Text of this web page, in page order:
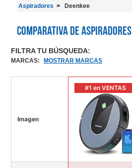
Aspiradores Deenkee
Comparativa de Aspiradores
FILTRA TU BÚSQUEDA:
MARCAS: MOSTRAR MARCAS
Imagen
#1 en VENTAS